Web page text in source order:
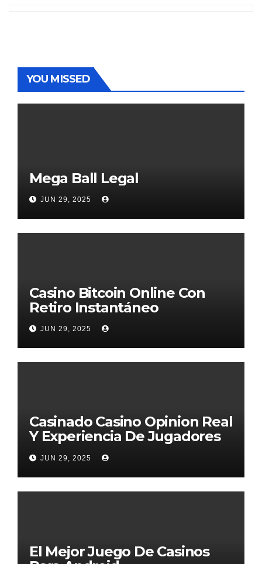
YOU MISSED
Mega Ball Legal
JUN 29, 2025
Casino Bitcoin Online Con
Retiro Instantáneo
JUN 29, 2025
Casinado Casino Opinion Real
Y Experiencia De Jugadores
2026
JUN 29, 2025
El Mejor Juego De Casinos